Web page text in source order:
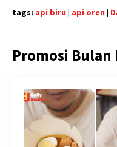
tags: api biru api oren
Promosi Bulan